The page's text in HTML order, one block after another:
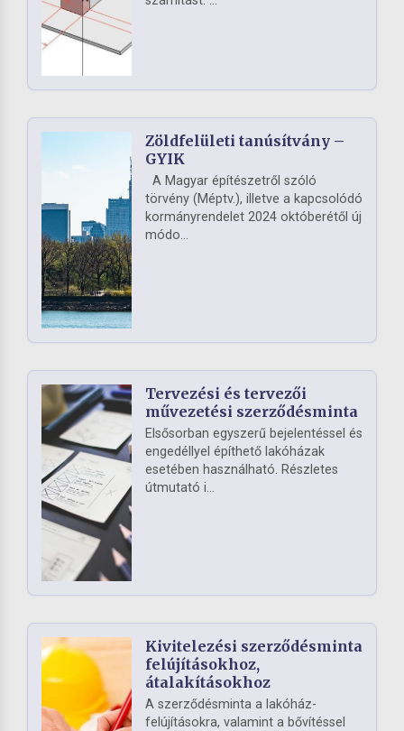
Zöldfelületi tanúsítvány –
GYIK
A Magyar építészetről szóló
törvény (Méptv.), illetve a kapcsolódó
kormányrendelet 2024 októberétől új
módo...
Tervezési és tervezői
művezetési szerződésminta
Elsősorban egyszerű bejelentéssel és
engedéllyel építhető lakóházak
esetében használható. Részletes
útmutató i...
Kivitelezési szerződésminta
felújításokhoz,
átalakításokhoz
A szerződésminta a lakóház-
felújításokra, valamint a bővítéssel